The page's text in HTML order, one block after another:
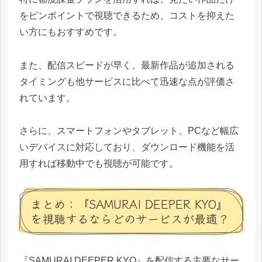
をピンポイントで視聴できるため、コストを抑えた
い方にもおすすめです。
また、配信スピードが早く、最新作品が追加される
タイミングも他サービスに比べて迅速な点が評価さ
れています。
さらに、スマートフォンやタブレット、PCなど幅広
いデバイスに対応しており、ダウンロード機能を活
用すれば移動中でも視聴が可能です。
まとめ：『SAMURAI DEEPER KYO』
を視聴するならどのサービスが最適？